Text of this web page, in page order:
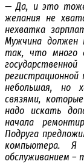
— Да, и это
желания не
нехватка
Мужчина должен
так, что много
небольшая, но
связями,
надо искать
начала
Подруга
компьютера. Я
обслуживанием –